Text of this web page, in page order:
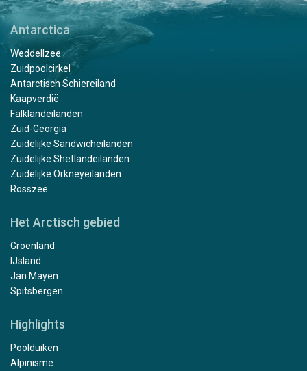
Antarctica
Weddellzee
Zuidpoolcirkel
Antarctisch Schiereiland
Kaapverdië
Falklandeilanden
Zuid-Georgia
Zuidelijke Sandwicheilanden
Zuidelijke Shetlandeilanden
Zuidelijke Orkneyeilanden
Rosszee
Het Arctisch gebied
Groenland
IJsland
Jan Mayen
Spitsbergen
Highlights
Poolduiken
Alpinisme